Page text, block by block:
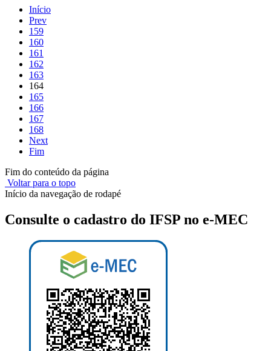
Início
Prev
159
160
161
162
163
164
165
166
167
168
Next
Fim
Fim do conteúdo da página
Voltar para o topo
Início da navegação de rodapé
Consulte o cadastro do IFSP no e-MEC